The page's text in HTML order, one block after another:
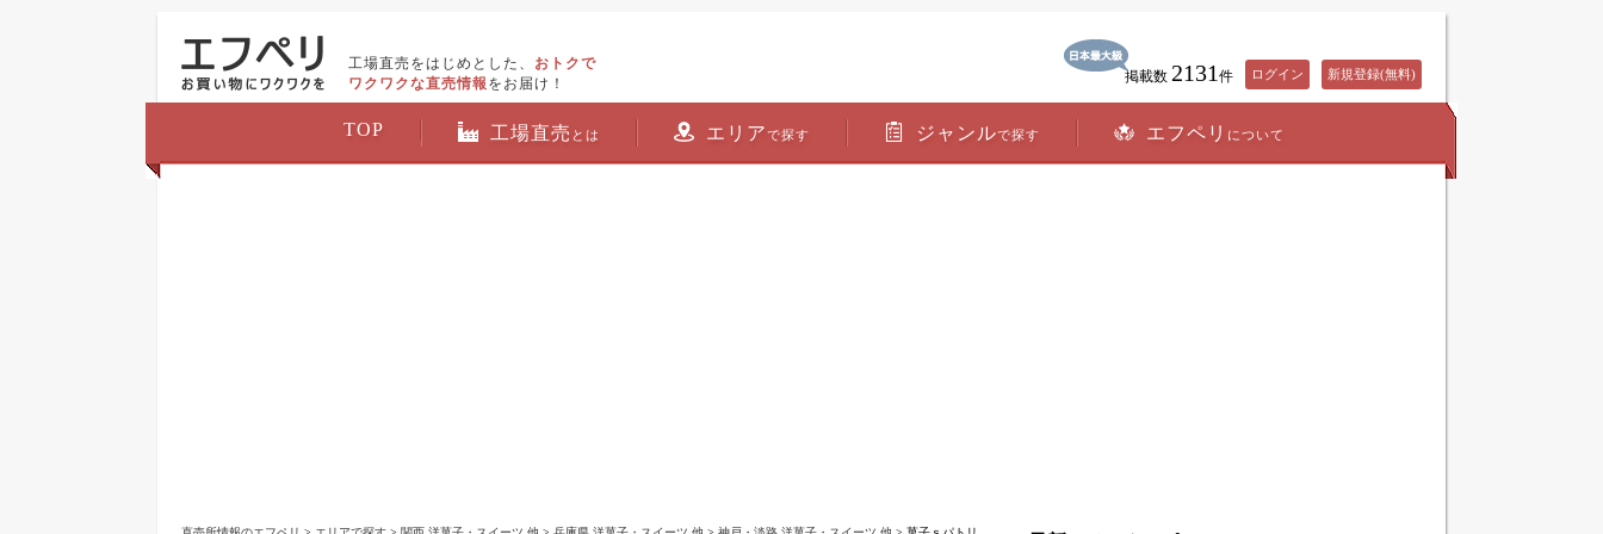
工場直売をはじめとした、 おトクで
ワクワクな直売情報 をお届け！ 掲載数 2131 件 ログイン 新規登録(無料)
TOP 工場直売 とは エリアで探す ジャンルで探す エフペリ について